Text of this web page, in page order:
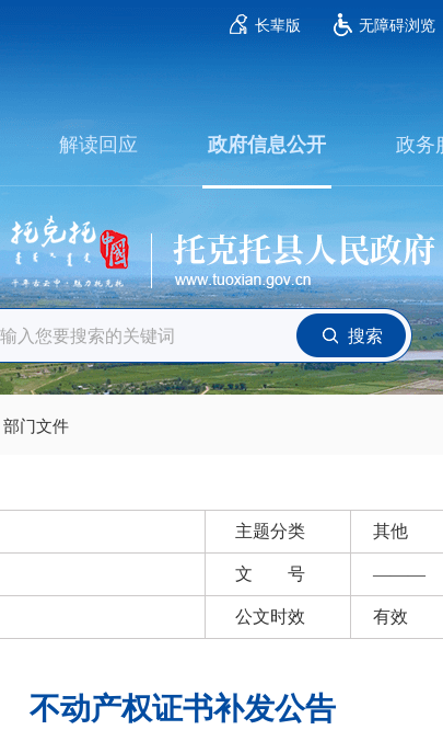
长辈版 无障碍浏览
解读回应 政府信息公开 政务
搜索
部门文件
主题分类 其他
文 号 ———
公文时效 有效
不动产权证书补发公告